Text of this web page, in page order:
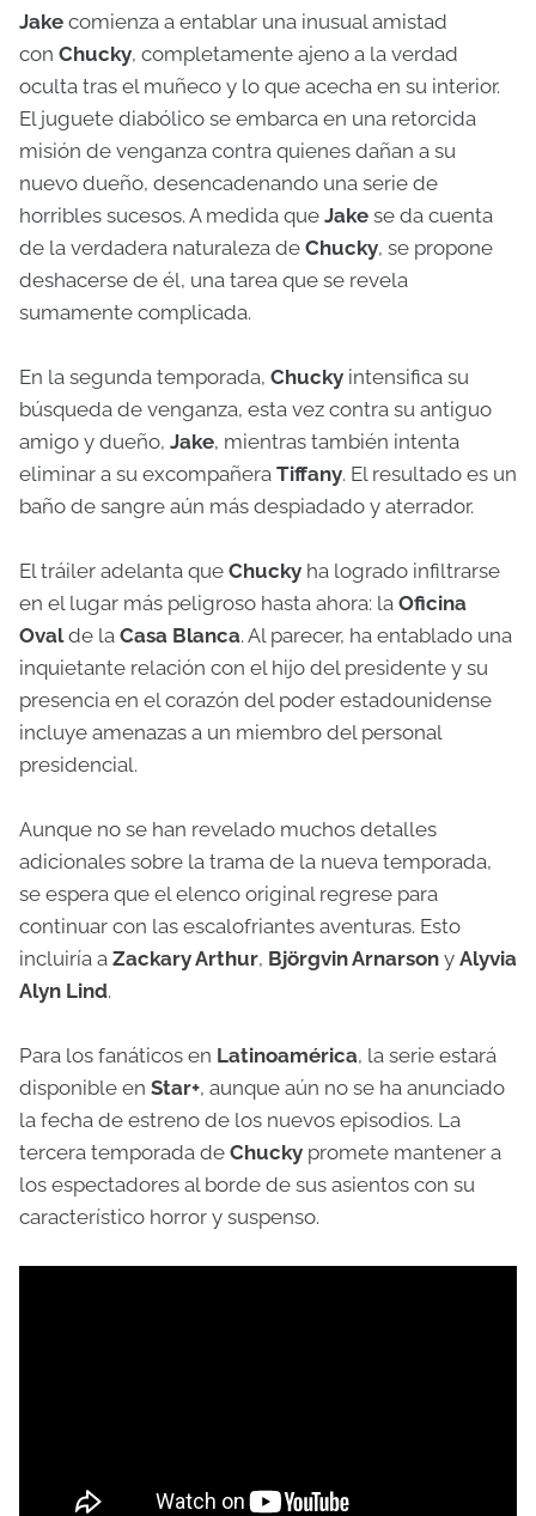
Jake comienza a entablar una inusual amistad
con Chucky, completamente ajeno a la verdad
oculta tras el muñeco y lo que acecha en su interior.
El juguete diabólico se embarca en una retorcida
misión de venganza contra quienes dañan a su
nuevo dueño, desencadenando una serie de
horribles sucesos. A medida que Jake se da cuenta
de la verdadera naturaleza de Chucky, se propone
deshacerse de él, una tarea que se revela
sumamente complicada.
En la segunda temporada, Chucky intensifica su
búsqueda de venganza, esta vez contra su antiguo
amigo y dueño, Jake, mientras también intenta
eliminar a su excompañera Tiffany. El resultado es un
baño de sangre aún más despiadado y aterrador.
El tráiler adelanta que Chucky ha logrado infiltrarse
en el lugar más peligroso hasta ahora: la Oficina
Ovalde la Casa Blanca. Al parecer, ha entablado una
inquietante relación con el hijo del presidente y su
presencia en el corazón del poder estadounidense
incluye amenazas a un miembro del personal
presidencial.
Aunque no se han revelado muchos detalles
adicionales sobre la trama de la nueva temporada,
se espera que el elenco original regrese para
continuar con las escalofriantes aventuras. Esto
incluiría a Zackary Arthur, Björgvin Arnarson y Alyvia
Alyn Lind.
Para los fanáticos en Latinoamérica, la serie estará
disponible en Star+, aunque aún no se ha anunciado
la fecha de estreno de los nuevos episodios. La
tercera temporada de Chucky promete mantener a
los espectadores al borde de sus asientos con su
característico horror y suspenso.